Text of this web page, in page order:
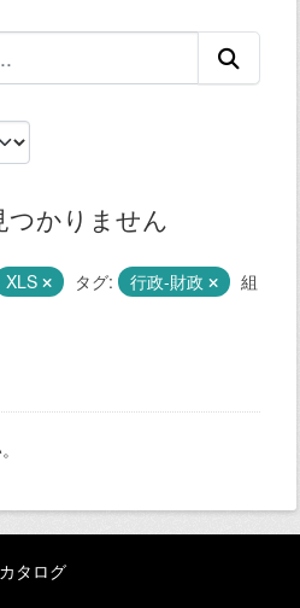
かりません
XLS タグ: 行政-財政
組
タログ